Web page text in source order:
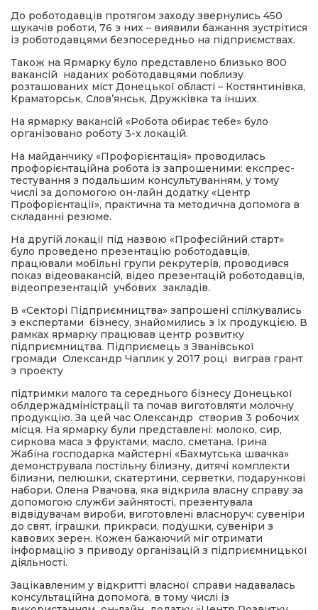
До роботодавців протягом заходу звернулись 450
шукачів роботи, 76 з них – виявили бажання зустрітися
із роботодавцями безпосередньо на підприємствах.
Також на Ярмарку було представлено близько 800
вакансій наданих роботодавцями поблизу
розташованих міст Донецької області – Костянтинівка,
Краматорськ, Слов’янськ, Дружківка та інших.
На ярмарку вакансій «Робота обирає тебе» було
організовано роботу 3-х локацій.
На майданчику «Профорієнтація» проводилась
профорієнтаційна робота із запрошеними: експрес-
тестування з подальшим консультуванням, у тому
числі за допомогою он-лайн додатку «Центр
Профорієнтації», практична та методична допомога в
складанні резюме.
На другій локації під назвою «Професійний старт»
було проведено презентацію роботодавців,
працювали мобільні групи рекрутерів, проводився
показ відеовакансій, відео презентацій роботодавців,
відеопрезентацій учбових закладів.
В «Секторі Підприємництва» запрошені спілкувались
з експертами бізнесу, знайомились з їх продукцією. В
рамках ярмарку працював центр розвитку
підприємництва. Підприємець з Званівської
громади Олександр Чаплик у 2017 році виграв грант
з проекту
підтримки малого та середнього бізнесу Донецької
облдержадміністрації та почав виготовляти молочну
продукцію. За цей час Олександр створив 3 робочих
місця. На ярмарку були представлені: молоко, сир,
сиркова маса з фруктами, масло, сметана. Ірина
Жабіна господарка майстерні «Бахмутська швачка»
демонструвала постільну білизну, дитячі комплекти
білизни, пелюшки, скатертини, серветки, подарункові
набори. Олена Рвачова, яка відкрила власну справу за
допомогою служби зайнятості, презентувала
відвідувачам вироби, виготовлені власноруч: сувеніри
до свят, іграшки, прикраси, подушки, сувеніри з
кавових зерен. Кожен бажаючий міг отримати
інформацію з приводу організацій з підприємницької
діяльності.
Зацікавленим у відкритті власної справи надавалась
консультаційна допомога, в тому числі із